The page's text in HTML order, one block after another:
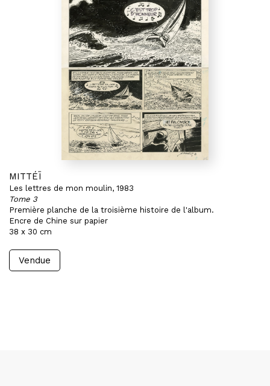
MITTÉÏ
Les lettres de mon moulin, 1983
Tome 3
Première planche de la troisième histoire de l'album.
Encre de Chine sur papier
38 x 30 cm
Vendue